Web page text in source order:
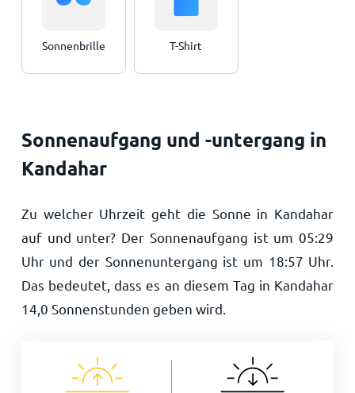
Sonnenbrille T-Shirt
Sonnenaufgang und -untergang in
Kandahar
Zu welcher Uhrzeit geht die Sonne in Kandahar
auf und unter? Der Sonnenaufgang ist um05:29
Uhr und der Sonnenuntergang ist um 18:57 Uhr.
Das bedeutet, dass es an diesem Tag in Kandahar
14,0 Sonnenstunden geben wird.